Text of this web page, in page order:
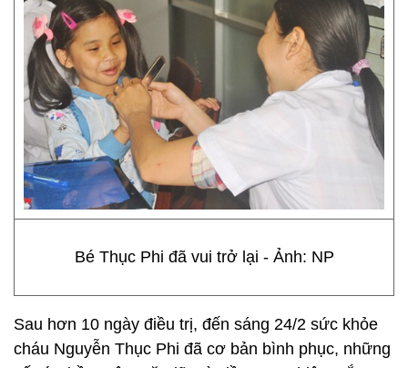
Bé Thục Phi đã vui trở lại - Ảnh: NP
Sau hơn 10 ngày điều trị, đến sáng 24/2 sức khỏe
cháu Nguyễn Thục Phi đã cơ bản bình phục, những